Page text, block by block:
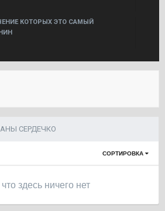
КОТОРЫХ ЭТО САМЫЙ
СЕРДЕЧКО
СОРТИРОВКА
здесь ничего нет